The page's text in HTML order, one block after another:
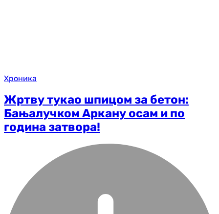
Хроника
Жртву тукао шпицом за бетон:
Бањалучком Аркану осам и по
година затвора!